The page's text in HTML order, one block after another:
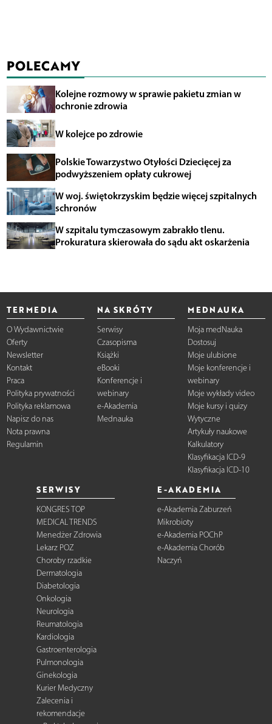
POLECAMY
Kolejne rozmowy w sprawie pakietu zmian w
ochronie zdrowia
W kolejce po zdrowie
Polskie Towarzystwo Otyłości Dziecięcej za
podwyższeniem opłaty cukrowej
W woj. świętokrzyskim będzie więcej szpitalnych
schronów
W szpitalu tymczasowym zabrakło tlenu.
Prokuratura skierowała do sądu akt oskarżenia
TERMEDIA
O Wydawnictwie
Oferty
Newsletter
Kontakt
Praca
Polityka prywatności
Polityka reklamowa
Napisz do nas
Nota prawna
Regulamin
NA SKRÓTY
Serwisy
Czasopisma
Książki
eBooki
Konferencje i
webinary
e-Akademia
Mednauka
MEDNAUKA
Moja medNauka
Dostosuj
Moje ulubione
Moje konferencje i
webinary
Moje wykłady video
Moje kursy i quizy
Wytyczne
Artykuły naukowe
Kalkulatory
Klasyfikacja ICD-9
Klasyfikacja ICD-10
SERWISY
KONGRES TOP
MEDICAL TRENDS
Menedżer Zdrowia
Lekarz POZ
Choroby rzadkie
Dermatologia
Diabetologia
Onkologia
Neurologia
Reumatologia
Kardiologia
Gastroenterologia
Pulmonologia
Ginekologia
Kurier Medyczny
Zalecenia i
rekomendacje
E-AKADEMIA
e-Akademia Zaburzeń
Mikrobioty
e-Akademia POChP
e-Akademia Chorób
Naczyń